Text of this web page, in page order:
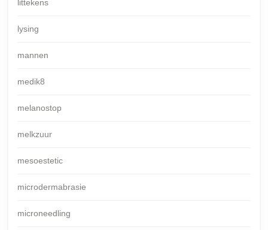
littekens
lysing
mannen
medik8
melanostop
melkzuur
mesoestetic
microdermabrasie
microneedling